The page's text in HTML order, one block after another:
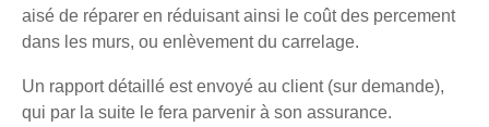
aisé de réparer en réduisant ainsi le coût des percement
dans les murs, ou enlèvement du carrelage.
Un rapport détaillé est envoyé au client (sur demande),
qui par la suite le fera parvenir à son assurance.